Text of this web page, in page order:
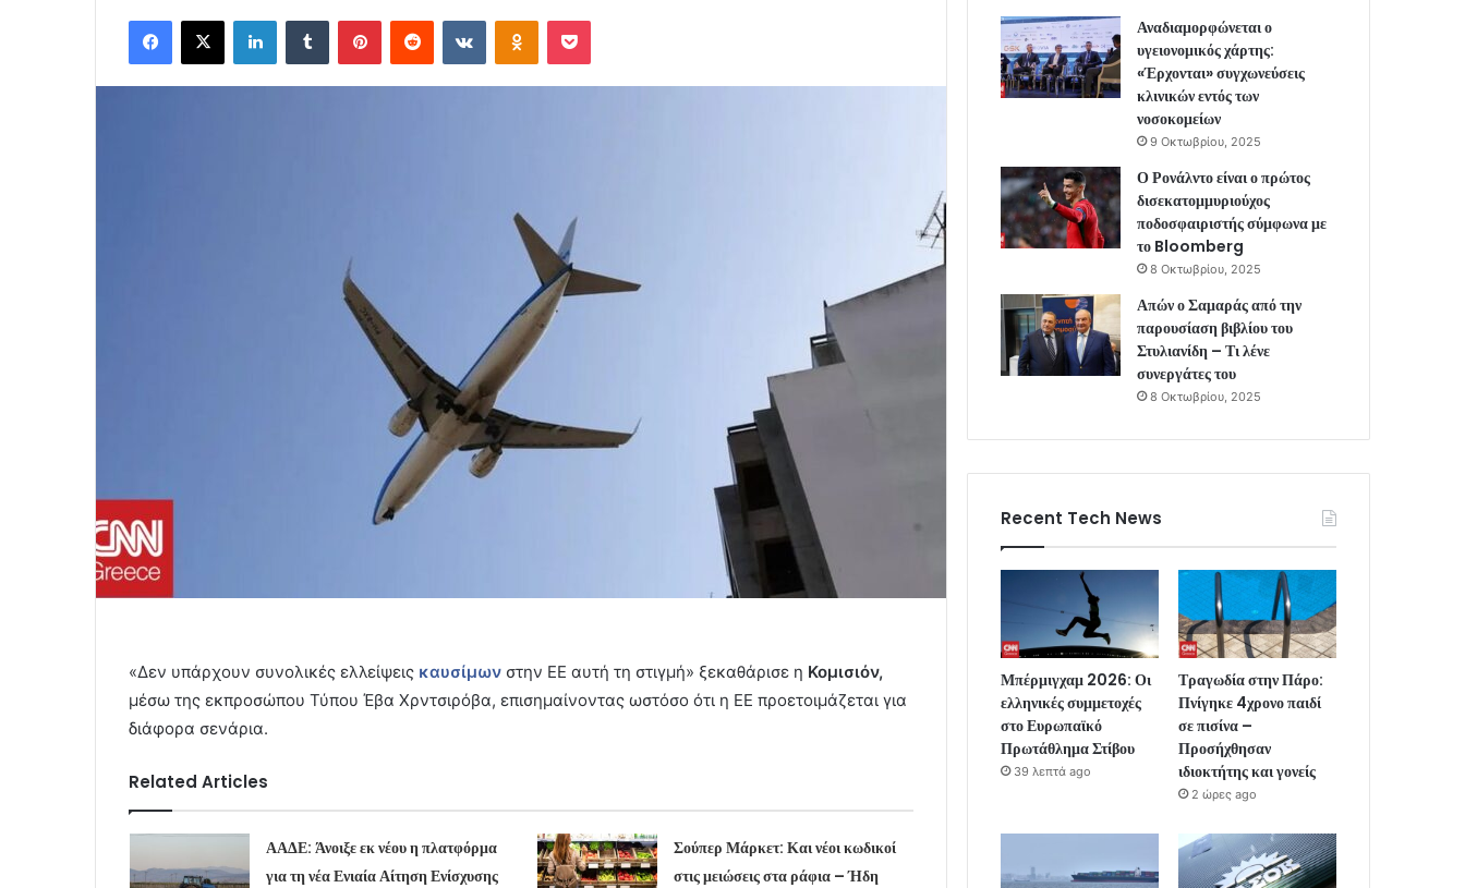
email
Facebook
X LinkedInTumblr PinterestReddit VKontakteOdnoklassniki
Pocket
«Δεν υπάρχουν συνολικές ελλείψεις καυσίμων στην ΕΕ αυτή τη στιγμή» ξεκαθάρισε η Κομισιόν,
μέσω της εκπροσώπου Τύπου Έβα Χρντσιρόβα, επισημαίνοντας ωστόσο ότι η ΕΕ προετοιμάζεται για
διάφορα σενάρια.
Related Articles
ΑΑΔΕ: Άνοιξε εκ νέου η πλατφόρμα
για τη νέα Ενιαία Αίτηση Ενίσχυσης
Σούπερ Μάρκετ: Και νέοι κωδικοί
στις μειώσεις στα ράφια – Ήδη
Αναδιαμορφώνεται ο
υγειονομικός χάρτης:
«Έρχονται» συγχωνεύσεις
κλινικών εντός των
νοσοκομείων
9 Οκτωβρίου, 2025
Ο Ρονάλντο είναι ο πρώτος
δισεκατομμυριούχος
ποδοσφαιριστής σύμφωνα με
το Bloomberg
8 Οκτωβρίου, 2025
Απών ο Σαμαράς από την
παρουσίαση βιβλίου του
Στυλιανίδη – Τι λένε
συνεργάτες του
8 Οκτωβρίου, 2025
Recent Tech News
Μπέρμιγχαμ 2026: Οι
ελληνικές συμμετοχές
στο Ευρωπαϊκό
Πρωτάθλημα Στίβου
39 λεπτά ago
Τραγωδία στην Πάρο:
Πνίγηκε 4χρονο παιδί
σε πισίνα –
Προσήχθησαν
ιδιοκτήτης και γονείς
2 ώρες ago